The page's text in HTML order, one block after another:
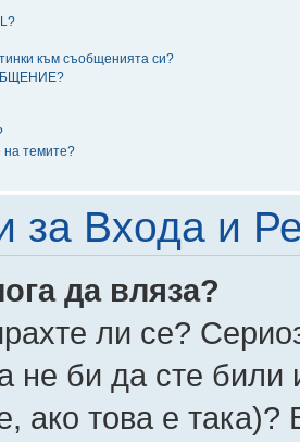
към съобщенията си?
на темите?
за Входа и
да вляза?
ли се?
не би да сте
ако това е така)?